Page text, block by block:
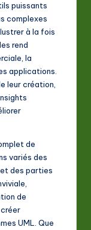
puissants
complexes
à la fois
rend
la
applications.
leur création,
de
variés des
des parties
de
UML. Que